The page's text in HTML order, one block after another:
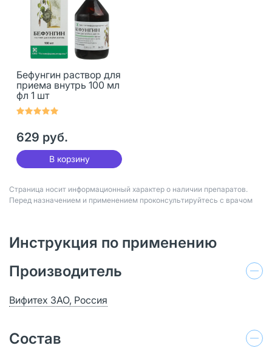
Бефунгин раствор для
приема внутрь 100 мл
фл 1 шт
629 руб.
В корзину
Страница носит информационный характер о наличии препаратов.
Перед назначением и применением проконсультируйтесь с врачом
Инструкция по применению
Производитель
Вифитех ЗАО, Россия
Состав